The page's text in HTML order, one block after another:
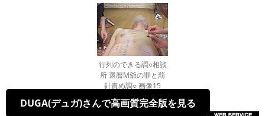
行列のできる調○相談
所 還暦M爺の罪と罰
針責め調○ 画像15
DUGA(デュガ)さんで高画質完全版を見る